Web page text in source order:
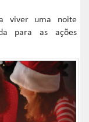
viver uma noite
para as ações